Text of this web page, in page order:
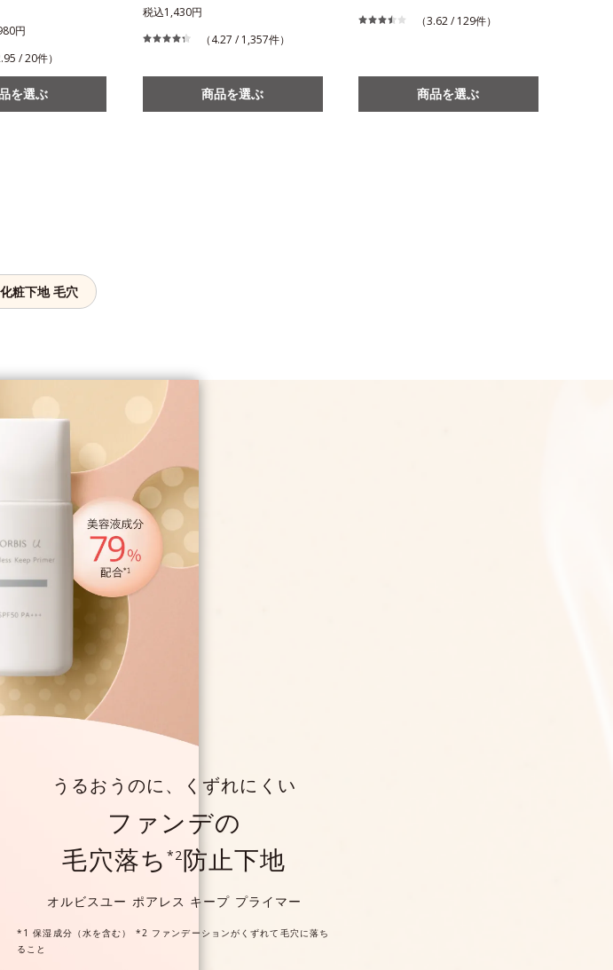
円
/ 20件）
を選ぶ
税込1,430円
（4.27 / 1,357件）
商品を選ぶ
（3.62 / 129件）
商品を選ぶ
粧下地 毛穴
うるおうのに、くずれにくい
ファンデの
毛穴落ち *2防止下地
オルビスユー ポアレス キープ プライマー
*1 保湿成分（水を含む） *2 ファンデーションがくずれて毛穴に落ち
ること